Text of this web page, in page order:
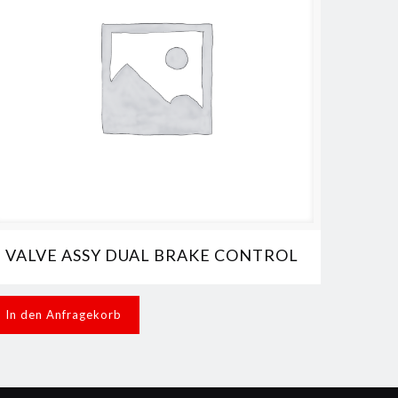
VALVE ASSY DUAL BRAKE CONTROL
In den Anfragekorb